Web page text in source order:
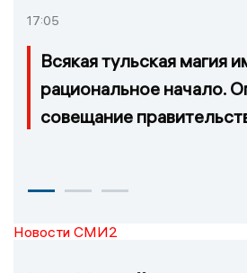
17:05
Всякая тульская магия
рациональное начало.
совещание
Новости СМИ2